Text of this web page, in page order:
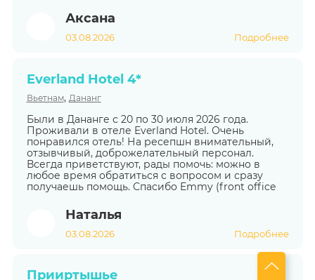
Аксана
03.08.2026 Подробнее
Everland Hotel 4*
Вьетнам, Дананг
Были в Дананге с 20 по 30 июля 2026 года.
Проживали в отеле Everland Hotel. Очень
понравился отель! На ресепшн внимательный,
отзывчивый, доброжелательный персонал.
Всегда приветствуют, рады помочь: можно в
любое время обратиться с вопросом и сразу
получаешь помощь. Спасибо Emmy (front office
Наталья
03.08.2026 Подробнее
Прииртышье